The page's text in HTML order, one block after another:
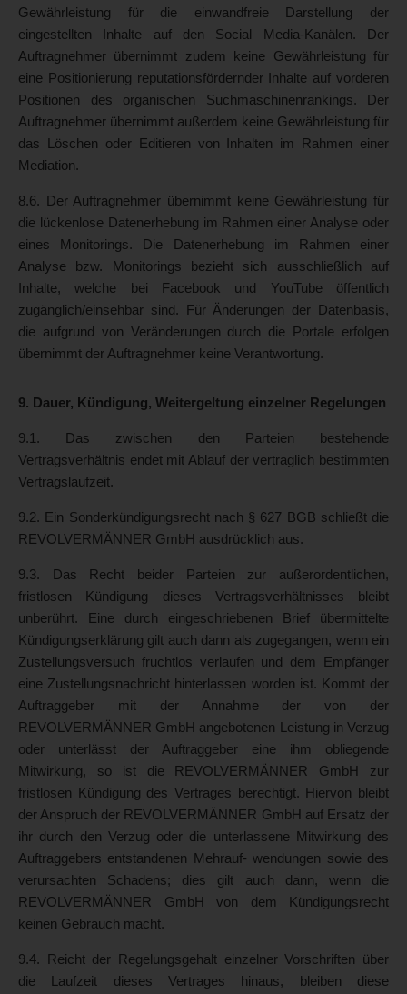
Gewährleistung für die einwandfreie Darstellung der
eingestellten Inhalte auf den Social Media-Kanälen. Der
Auftragnehmer übernimmt zudem keine Gewährleistung für
eine Positionierung reputationsfördernder Inhalte auf vorderen
Positionen des organischen Suchmaschinenrankings. Der
Auftragnehmer übernimmt außerdem keine Gewährleistung für
das Löschen oder Editieren von Inhalten im Rahmen einer
Mediation.
8.6. Der Auftragnehmer übernimmt keine Gewährleistung für
die lückenlose Datenerhebung im Rahmen einer Analyse oder
eines Monitorings. Die Datenerhebung im Rahmen einer
Analyse bzw. Monitorings bezieht sich ausschließlich auf
Inhalte, welche bei Facebook und YouTube öffentlich
zugänglich/einsehbar sind. Für Änderungen der Datenbasis,
die aufgrund von Veränderungen durch die Portale erfolgen
übernimmt der Auftragnehmer keine Verantwortung.
9. Dauer, Kündigung, Weitergeltung einzelner Regelungen
9.1. Das zwischen den Parteien bestehende
Vertragsverhältnis endet mit Ablauf der vertraglich bestimmten
Vertragslaufzeit.
9.2. Ein Sonderkündigungsrecht nach § 627 BGB schließt die
REVOLVERMÄNNER GmbH ausdrücklich aus.
9.3. Das Recht beider Parteien zur außerordentlichen,
fristlosen Kündigung dieses Vertragsverhältnisses bleibt
unberührt. Eine durch eingeschriebenen Brief übermittelte
Kündigungserklärung gilt auch dann als zugegangen, wenn ein
Zustellungsversuch fruchtlos verlaufen und dem Empfänger
eine Zustellungsnachricht hinterlassen worden ist. Kommt der
Auftraggeber mit der Annahme der von der
REVOLVERMÄNNER GmbH angebotenen Leistung in Verzug
oder unterlässt der Auftraggeber eine ihm obliegende
Mitwirkung, so ist die REVOLVERMÄNNER GmbH zur
fristlosen Kündigung des Vertrages berechtigt. Hiervon bleibt
der Anspruch der REVOLVERMÄNNER GmbH auf Ersatz der
ihr durch den Verzug oder die unterlassene Mitwirkung des
Auftraggebers entstandenen Mehrauf- wendungen sowie des
verursachten Schadens; dies gilt auch dann, wenn die
REVOLVERMÄNNER GmbH von dem Kündigungsrecht
keinen Gebrauch macht.
9.4. Reicht der Regelungsgehalt einzelner Vorschriften über
die Laufzeit dieses Vertrages hinaus, bleiben diese